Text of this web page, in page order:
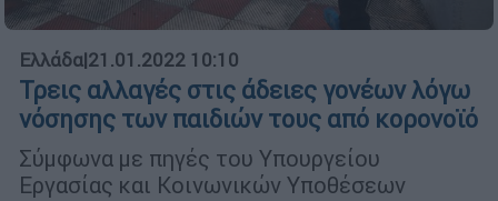
Ελλάδα|21.01.2022 10:10
Τρεις αλλαγές στις άδειες γονέων λόγω
νόσησης των παιδιών τους από κορονοϊό
Σύμφωνα με πηγές του Υπουργείου
Εργασίας και Κοινωνικών Υποθέσεων